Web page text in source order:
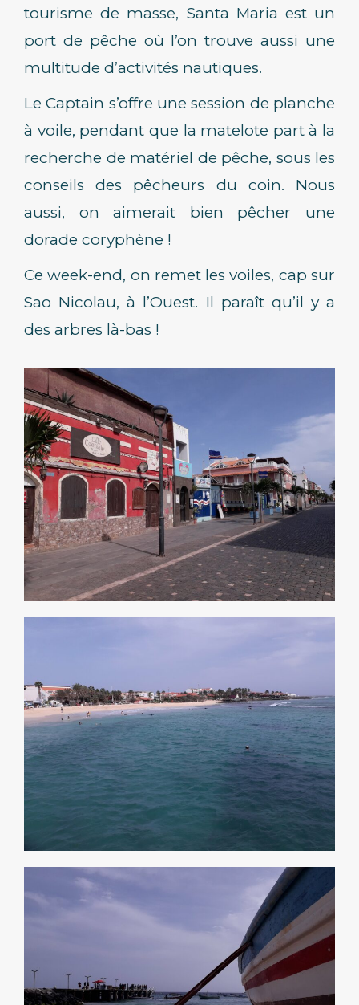
tourisme de masse, Santa Maria est un
port de pêche où l’on trouve aussi une
multitude d’activités nautiques.
Le Captain s’offre une session de planche
à voile, pendant que la matelote part à la
recherche de matériel de pêche, sous les
conseils des pêcheurs du coin. Nous
aussi, on aimerait bien pêcher une
dorade coryphène !
Ce week-end, on remet les voiles, cap sur
Sao Nicolau, à l’Ouest. Il paraît qu’il y a
des arbres là-bas !